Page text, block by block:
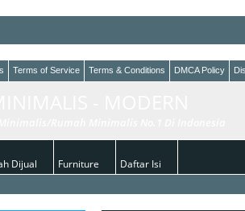
Terms of Service Terms & Conditions DMCA Policy
Dijual Furniture Daftar Isi